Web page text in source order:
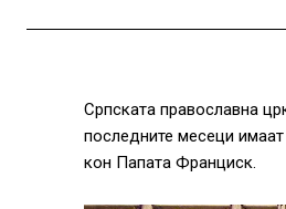
Српската православна
последните месеци
кон Папата Франциск.